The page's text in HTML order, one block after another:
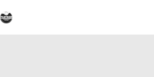
to
content